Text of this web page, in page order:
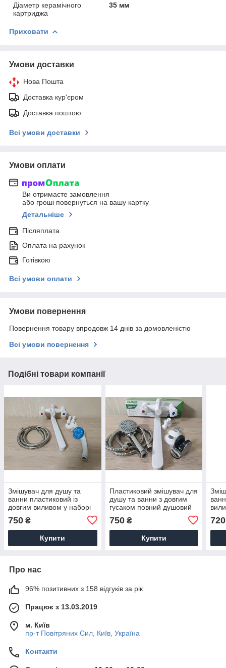
Діаметр керамічного
картриджа
35 мм
Приховати
Умови доставки
Нова Пошта
Доставка кур'єром
Доставка поштою
Всі умови доставки
Умови оплати
Ви отримаєте замовлення
або гроші повернуться на вашу картку
Детальніше
Післяплата
Оплата на рахунок
Готівкою
Всі умови оплати
Умови повернення
Повернення товару впродовж 14 днів за домовленістю
Всі умови повернення
Подібні товари компанії
Змішувач для душу та
ванни пластиковий із
довгим виливом у наборі
Omega-140-02
750 ₴
Купити
Пластиковий змішувач для
душу та ванни з довгим
гусаком повний душовий
набір Brinex Omega-140-
13
750₴
Купити
04
720
Про нас
96% позитивних з 158 відгуків за рік
Працює з 13.03.2019
м. Київ
пр-т Повiтряних Сил, Київ, Україна
Контакти